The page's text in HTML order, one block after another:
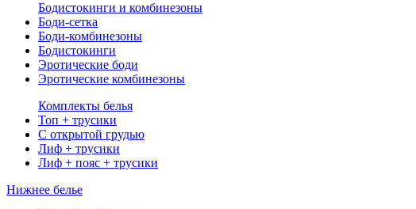
Бодистокинги и комбинезоны
Боди-сетка
Боди-комбинезоны
Бодистокинги
Эротические боди
Эротические комбинезоны
Комплекты белья
Топ + трусики
С открытой грудью
Лиф + трусики
Лиф + пояс + трусики
Нижнее белье